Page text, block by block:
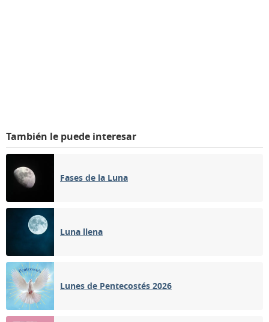
También le puede interesar
Fases de la Luna
Luna llena
Lunes de Pentecostés 2026